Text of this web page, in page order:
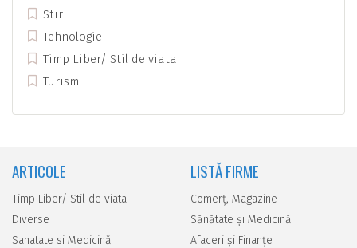
Stiri
Tehnologie
Timp Liber/ Stil de viata
Turism
ARTICOLE
Timp Liber/ Stil de viata
Diverse
Sanatate si Medicină
LISTĂ FIRME
Comerţ, Magazine
Sănătate şi Medicină
Afaceri şi Finanţe